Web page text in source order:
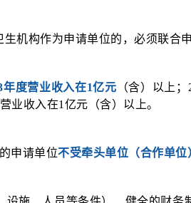
机构作为申请单位的，必须联合
年度营业收入在1亿元 （含）以上
业收入在1亿元（含）以上。
申请单位不受牵头单位（合作单位